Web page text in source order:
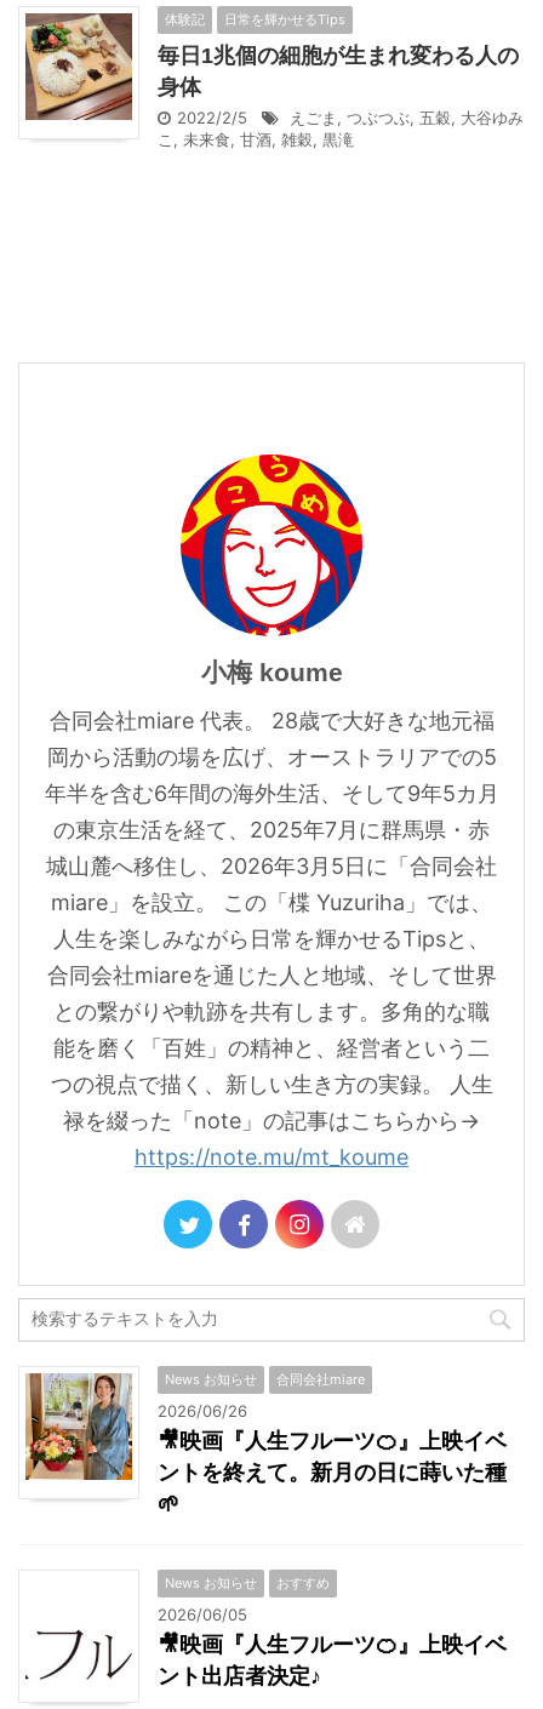
体験記 日常を輝かせるTips
毎日1兆個の細胞が生まれ変わる人の
身体
2022/2/5 えごま , つぶつぶ, 五穀, 大谷ゆみ
こ , 未来食, 甘酒, 雑穀, 黒滝
小梅 koume
合同会社miare 代表。 28歳で大好きな地元福
岡から活動の場を広げ、オーストラリアでの5
年半を含む6年間の海外生活、そして9年5カ月
の東京生活を経て、2025年7月に群馬県・赤
城山麓へ移住し、2026年3月5日に「合同会社
miare」を設立。 この「楪 Yuzuriha」では、
人生を楽しみながら日常を輝かせるTipsと、
合同会社miareを通じた人と地域、そして世界
との繋がりや軌跡を共有します。多角的な職
能を磨く「百姓」の精神と、経営者という二
つの視点で描く、新しい生き方の実録。 人生
禄を綴った「note」の記事はこちらから→
https://note.mu/mt_koume
News お知らせ 合同会社miare
2026/06/26
🎥映画『人生フルーツ🍊』上映イベ
ントを終えて。新月の日に蒔いた種
🌱
News お知らせ おすすめ
2026/06/05
🎥映画『人生フルーツ🍊』上映イベ
ント出店者決定♪